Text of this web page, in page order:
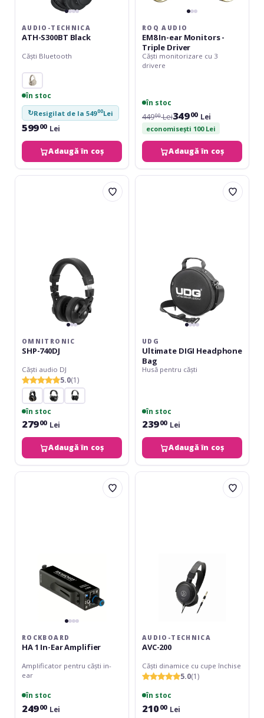
AUDIO-TECHNICA
ATH-S300BT Black
Căști Bluetooth
în stoc
↻Resigilat de la 54900Lei
59900 Lei
Adaugă în coș
ROQ AUDIO
EM8 In-ear Monitors -
Triple Driver
Căști monitorizare cu 3
drivere
în stoc
44900Lei34900 Lei
economisești 100 Lei
Adaugă în coș
Omnitronic
OMNITRONIC
SHP-740DJ
Căști audio DJ
5.0(1)
în stoc
27900 Lei
Adaugă în coș
UDG
UDG
Ultimate DIGI Headphone
Bag
Husă pentru căști
în stoc
23900 Lei
Adaugă în coș
RockBoard
ROCKBOARD
HA 1 In-Ear Amplifier
Amplificator pentru căști in-
ear
în stoc
24900 Lei
Audio-
AUDIO-TECHNICA
AVC-200
Căști dinamice cu cupe închise
5.0(1)
în stoc
21000 Lei